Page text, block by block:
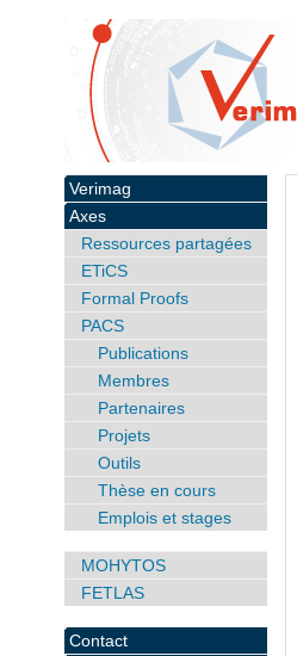
Verimag
Axes
Ressources partagées
ETiCS
Formal Proofs
PACS
Publications
Membres
Partenaires
Projets
Outils
Thèse en cours
Emplois et stages
MOHYTOS
FETLAS
Contact